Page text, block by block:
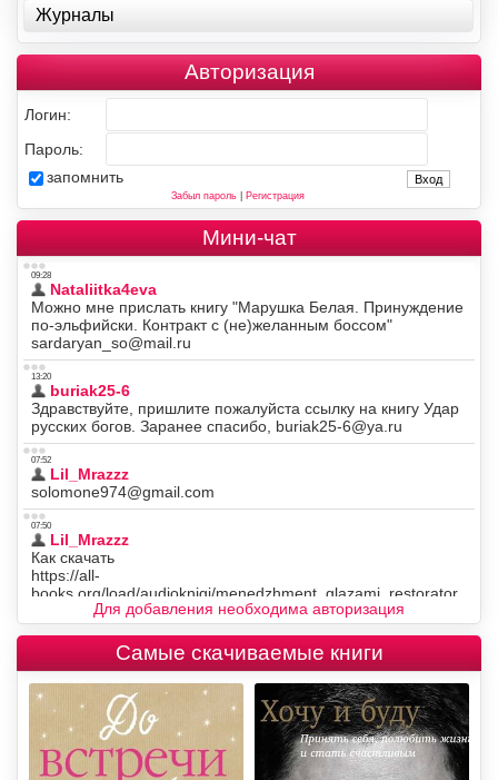
Журналы
Авторизация
Логин:
Пароль:
запомнить
Забыл пароль| Регистрация
Мини-чат
Для добавления необходима авторизация
Самые скачиваемые книги